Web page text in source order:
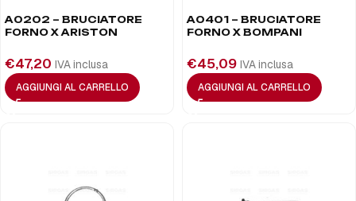
A0202 – BRUCIATORE
FORNO X ARISTON
€47,20 IVA inclusa
AGGIUNGI AL CARRELLO
A0401 – BRUCIATORE
FORNO X BOMPANI
€45,09 IVA inclusa
AGGIUNGI AL CARRELLO